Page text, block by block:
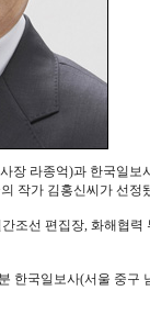
장 라종억)과 한국일보
작가 김홍신씨가 선정
조선 편집장, 화해협
한국일보사(서울 중구